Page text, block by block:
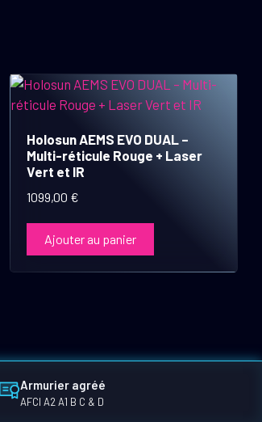
Holosun AEMS EVO DUAL –
Multi-réticule Rouge + Laser
Vert et IR
1099,00 €
Ajouter au panier
Armurier agréé
AFCI A2 A1 B C & D